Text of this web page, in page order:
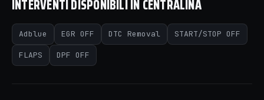
INTERVENTI DISPONIBILI IN CENTRALINA
Adblue EGR OFF DTC Removal START/STOP OFF
FLAPS DPF OFF